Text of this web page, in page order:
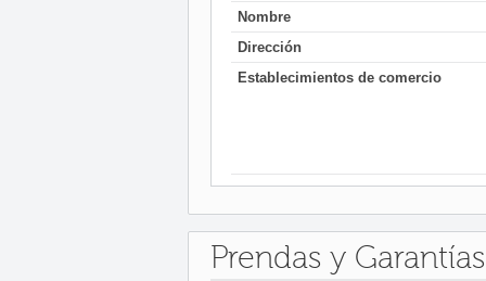
Nombre
Dirección
Establecimientos de comercio
Prendas y Garantías